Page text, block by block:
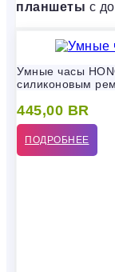
планшеты с
Умные часы
силиконовым
445,00 BR
ПОДРОБНЕЕ